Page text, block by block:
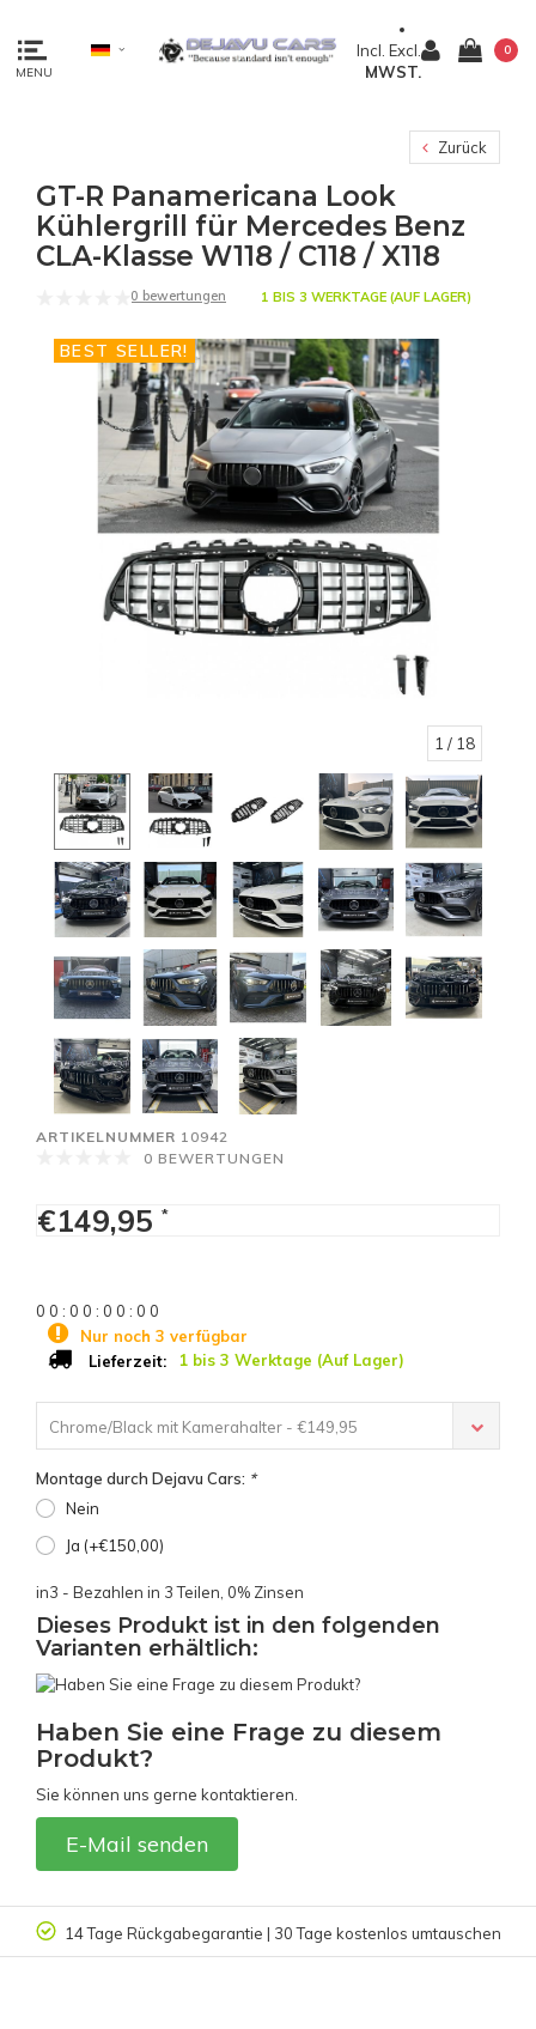
MENU
Incl. Excl.
MWST.
0
Zurück
GT-R Panamericana Look
Kühlergrill für Mercedes Benz
CLA-Klasse W118 / C118 / X118
0 bewertungen 1 BIS 3 WERKTAGE (AUF LAGER)
BEST SELLER!
1 / 18
ARTIKELNUMMER 10942
0 BEWERTUNGEN
€149,95 *
0 0 : 0 0 : 0 0 : 0 0
Nur noch 3 verfügbar
Lieferzeit:
1 bis 3 Werktage (Auf Lager)
Chrome/Black mit Kamerahalter - €149,95
Montage durch Dejavu Cars: *
Nein
Ja (+€150,00)
in3 - Bezahlen in 3 Teilen, 0% Zinsen
Dieses Produkt ist in den folgenden
Varianten erhältlich:
Haben Sie eine Frage zu diesem
Produkt?
Sie können uns gerne kontaktieren.
E-Mail senden
Kundenbewertung 9.4/10